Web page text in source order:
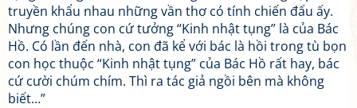
truyền khẩu nhau những vần thơ có tính chiến đấu ấy.
Nhưng chúng con cứ tưởng “Kinh nhật tụng” là của Bác
Hồ. Có lần đến nhà, con đã kể với bác là hồi trong tù bọn
con học thuộc “Kinh nhật tụng” của Bác Hồ rất hay, bác
cứ cười chúm chím. Thì ra tác giả ngồi bên mà không
biết…”